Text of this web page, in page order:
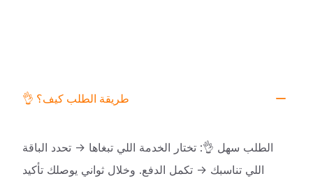
👌 طريقة الطلب كيف؟
الطلب سهل 👌: تختار الخدمة اللي تبغاها → تحدد الباقة
اللي تناسبك → تكمل الدفع. وخلال ثواني يوصلك تأكيد